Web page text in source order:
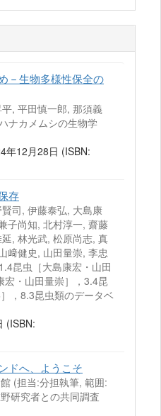
－生物多様性保全の
, 平田慎一郎, 那須義
ナカメムシの生物学
年12月28日 (ISBN:
存
司, 伊藤泰弘, 大島康
子尚知, 北村淳一, 齋藤
, 林光武, 松原尚志, 真
﨑健史, 山田量崇, 李忠
昆虫［大島康宏・山田
・山田量崇］，3.4昆
，8.3昆虫類のデータベ
(ISBN:
ドへ、ようこそ
(担当:分担執筆, 範囲:
研究者との共同調査